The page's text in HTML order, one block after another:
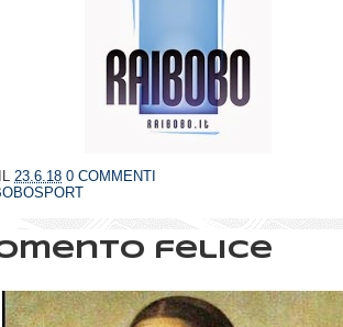
23.6.18 0 COMMENTI
felice